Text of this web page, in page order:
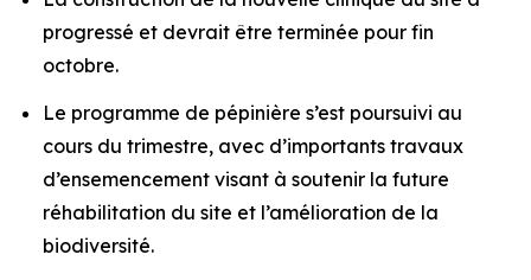
progressé et devrait être terminée pour fin
octobre.
Le programme de pépinière s’est poursuivi au
cours du trimestre, avec d’importants travaux
d’ensemencement visant à soutenir la future
réhabilitation du site et l’amélioration de la
biodiversité.